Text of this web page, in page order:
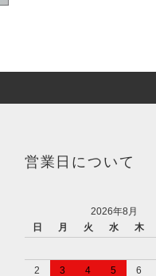
営業日について
2026年8月
日
月 火 水 木
2
3 4 5 6